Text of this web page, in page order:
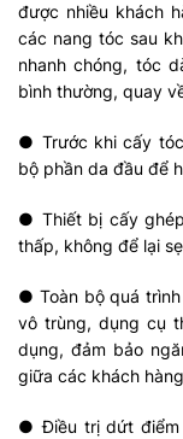
được nhiều khách
các nang tóc sau
nhanh chóng, tóc
bình thường, quay
● Trước khi cấy
bộ phần da đầu để
● Thiết bị cấy
thấp, không để lại
● Toàn bộ quá
vô trùng, dụng cụ
dụng, đảm bảo
giữa các khách hàng
● Điều trị dứt điểm